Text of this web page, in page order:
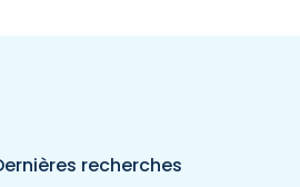
recherches